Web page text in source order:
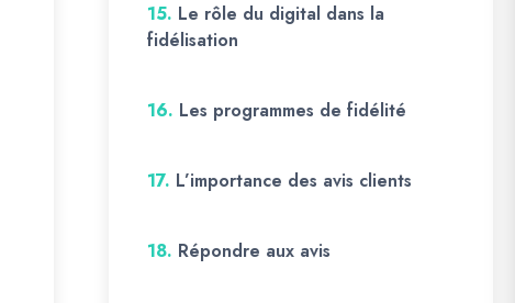
15. Le rôle du digital dans la
fidélisation
16. Les programmes de fidélité
17. L’importance des avis clients
18. Répondre aux avis